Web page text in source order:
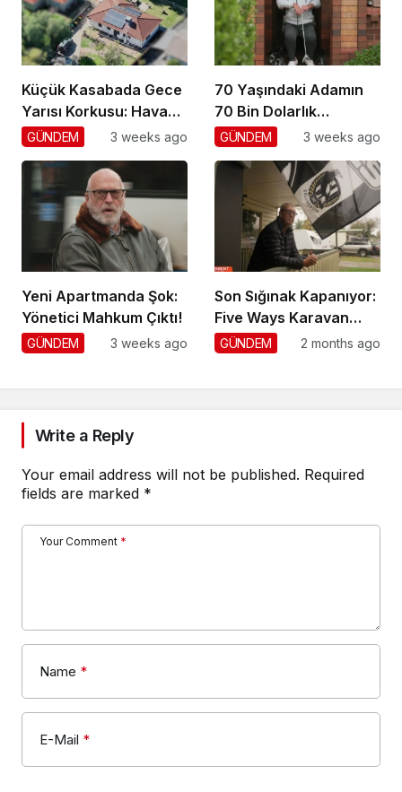
Küçük Kasabada Gece
Yarısı Korkusu: Hava
Gözetimi
GÜNDEM 3 weeks ago
70 Yaşındaki Adamın
70 Bin Dolarlık
Dolandırıcılığı
GÜNDEM 3 weeks ago
Yeni Apartmanda Şok:
Yönetici Mahkum Çıktı!
GÜNDEM 3 weeks ago
Son Sığınak Kapanıyor:
Five Ways Karavan
Park
GÜNDEM 2 months ago
Write a Reply
Your email address will not be published. Required
fields are marked *
Your Comment *
Name *
E-Mail *